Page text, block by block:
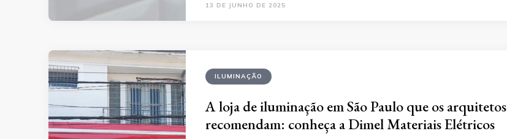
13 DE JUNHO DE 2025
ILUMINAÇÃO
A loja de iluminação em São Paulo que os arquitetos
recomendam: conheça a Dimel Materiais Elétricos